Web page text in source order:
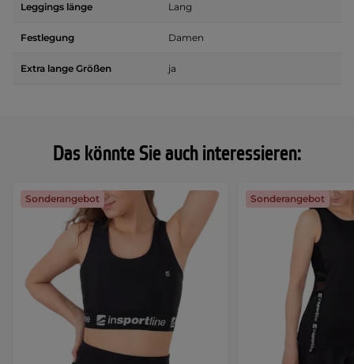
Das könnte Sie auch interessieren:
Sonderangebot Sonderangebot
Leggings länge Lang
Festlegung Damen
Extra lange Größen ja